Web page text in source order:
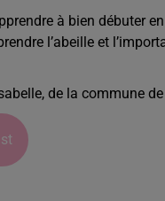
à bien débuter
l’abeille et
de la commune